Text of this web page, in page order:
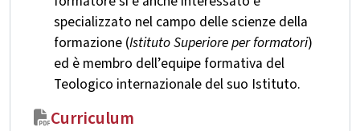
specializzato nel campo delle scienze della
formazione (Istituto Superiore per formatori)
ed è membro dell’equipe formativa del
Teologico internazionale del suo Istituto.
Curriculum